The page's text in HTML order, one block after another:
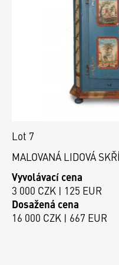
Lot 7
MALOVANÁ LIDOVÁ
Vyvolávací cena
3 000 CZK | 125 EUR
Dosažená cena
16 000 CZK | 667 EUR